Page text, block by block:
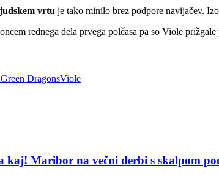
vrtu je tako minilo brez podpore navijačev.
rednega dela prvega polčasa pa so Viole
Green DragonsViole
kaj! Maribor na večni derbi s skalpom